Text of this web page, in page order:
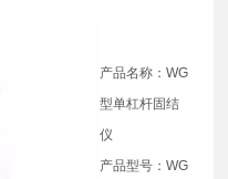
产品名称：WG
型单杠杆固结
仪
产品型号：WG